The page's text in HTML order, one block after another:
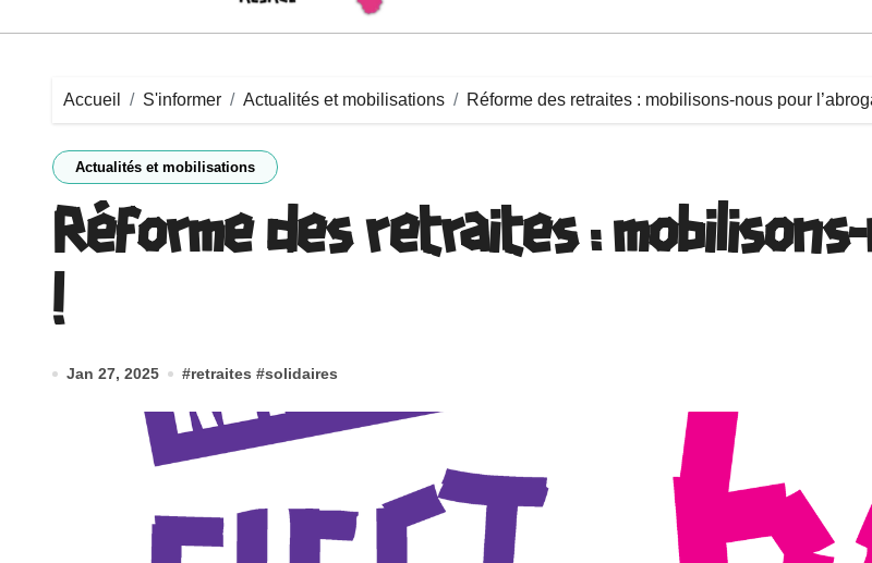
Accueil S'informer Actualités et mobilisations Réforme des retraites : mobilisons-nous pour
Actualités et mobilisations
Réforme des retraites :
!
Jan 27, 2025 #retraites #solidaires